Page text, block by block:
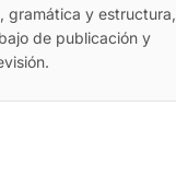
gramática y estructura,
de publicación y